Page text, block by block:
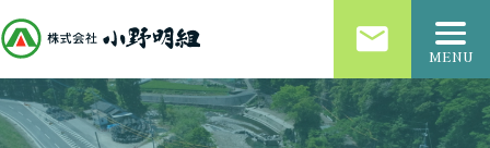
email MENU